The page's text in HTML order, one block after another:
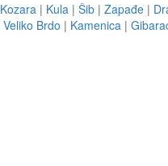
Kozara | Kula | Šib | Zapađe |
Veliko Brdo | Kamenica |